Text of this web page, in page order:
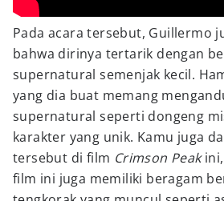
Pada acara tersebut, Guillermo
bahwa dirinya tertarik dengan
supernatural semenjak kecil.
yang dia buat memang
supernatural seperti dongeng
karakter yang unik. Kamu juga
tersebut di film Crimson Peakini,
film ini juga memiliki beragam